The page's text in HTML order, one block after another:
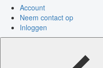
Account
Neem contact op
Inloggen